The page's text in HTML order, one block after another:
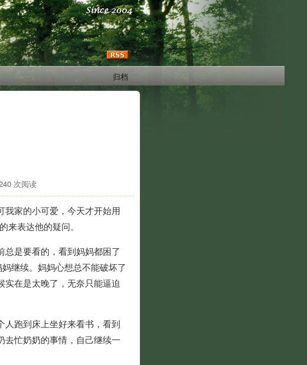
归档
次阅读
我家的小可爱，今天才开始用
来表达他的疑问。
是要看的，看到妈妈都困了
妈继续。妈妈心想总不能破坏了
在是太晚了，无奈只能逼迫
人跑到床上坐好来看书，看到
去忙奶奶的事情，自己继续一